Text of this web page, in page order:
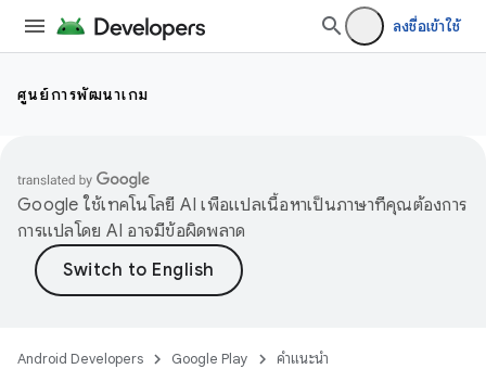
ลงชื่อเข้าใช้
ศูนย์การพัฒนาเกม
Google ใช้เทคโนโลยี AI เพื่อแปลเนื้อหาเป็นภาษาที่คุณต้องการ
การแปลโดย AI อาจมีข้อผิดพลาด
Android Developers Google Play คำแนะนำ